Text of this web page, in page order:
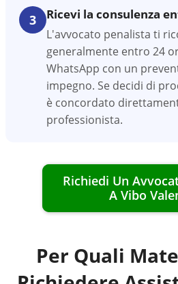
3 Ricevi la consulenza
L'avvocato penalista ti
generalmente entro 24
WhatsApp con un
impegno. Se decidi di
è concordato
professionista.
Richiedi Un
A Vibo
Per Quali